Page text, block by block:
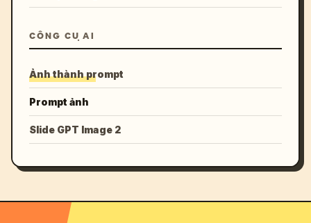
CÔNG CỤ AI
Ảnh thành prompt
Prompt ảnh
Slide GPT Image 2